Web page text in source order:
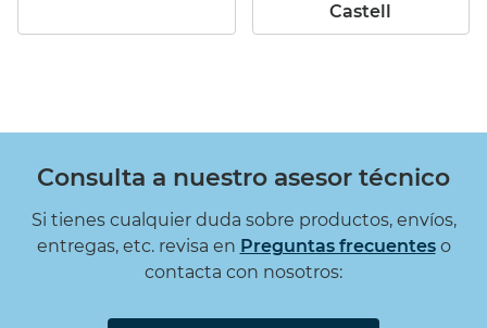
Castell
Consulta a nuestro asesor técnico
Si tienes cualquier duda sobre productos, envíos,
entregas, etc. revisa en Preguntas frecuenteso
contacta con nosotros: